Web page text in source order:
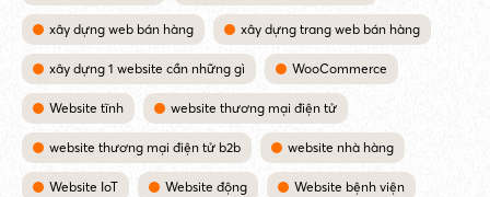
xây dựng web bán hàng xây dựng trang web bán hàng
xây dựng 1 website cần những gì WooCommerce
Website tĩnh website thương mại điện tử
website thương mại điện tử b2b website nhà hàng
Website IoT Website động Website bệnh viện